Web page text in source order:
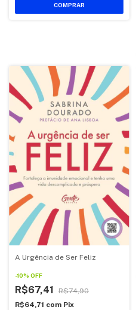
COMPRAR
A Urgência de Ser Feliz
-10% OFF
R$67,41
R$74,90
R$64,71 com Pix